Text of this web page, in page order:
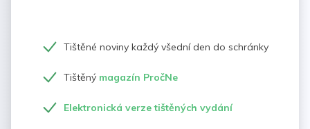
Tištěné noviny každý všední den do schránky
Tištěný magazín PročNe
Elektronická verze tištěných vydání